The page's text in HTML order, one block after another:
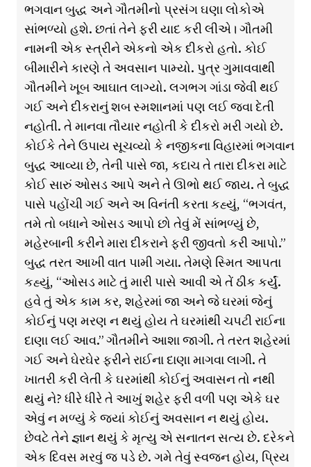
ભગવાન બુદ્ધ અને ગૌતમીનો પ્રસંગ ઘણા લોકોએ
સાંભળ્યો હશે. છતાં તેને ફરી યાદ કરી લીએ। ગૌતમી
નામની એક સ્ત્રીને એકનો એક દીકરો હતો. કોઈ
બીમારીને કારણે તે અવસાન પામ્યો. પુત્ર ગુમાવવાથી
ગૌતમીને ખૂબ આઘાત લાગ્યો. લગભગ ગાંડા જેવી થઈ
ગઈ અને દીકરાનું શબ સ્મશાનમાં પણ લઈ જવા દેતી
નહોતી. તે માનવા તૌયાર નહોતી કે દીકરો મરી ગયો છે.
કોઈકે તેને ઉપાય સૂચવ્યો કે નજીકના વિહારમાં ભગવાન
બુદ્ધ આવ્યા છે, તેની પાસે જા, કદાચ તે તારા દીકરા માટે
કોઈ સારું ઓસડ આપે અને તે ઊભો થઈ જાય. તે બુદ્ધ
પાસે પહોંચી ગઈ અને અ વિનંતી કરતા કહ્યું, “ભગવંત,
તમે તો બધાને ઓસડ આપો છો તેવું મેં સાંભળ્યું છે,
મહેરબાની કરીને મારા દીકરાને ફરી જીવતો કરી આપો.”
બુદ્ધ તરત આખી વાત પામી ગયા. તેમણે સ્મિત આપતા
કહ્યું, “ઓસડ માટે તું મારી પાસે આવી એ તેં ઠીક કર્યું.
હવે તું એક કામ કર, શહેરમાં જા અને જે ઘરમાં જેનું
કોઈનું પણ મરણ ન થયું હોય તે ઘરમાંથી ચપટી રાઈના
દાણા લઈ આવ.” ગૌતમીને આશા જાગી. તે તરત શહેરમાં
ગઈ અને ઘેરઘેર ફરીને રાઈના દાણા માગવા લાગી. તે
ખાતરી કરી લેતી કે ઘરમાંથી કોઈનું અવાસન તો નથી
થયું ને? ધીરે ધીરે તે આખું શહેર ફરી વળી પણ એકે ઘર
એવું ન મળ્યું કે જ્યાં કોઈનું અવસાન ન થયું હોય.
છેવટે તેને જ્ઞાન થયું કે મૃત્યુ એ સનાતન સત્ય છે. દરેકને
એક દિવસ મરવું જ પડે છે. ગમે તેવું સ્વજન હોય, પ્રિય